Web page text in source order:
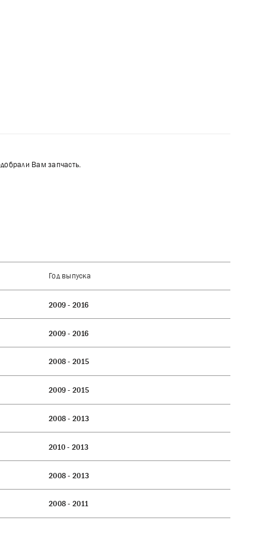
Вам запчасть.
Год выпуска
2009 - 2016
2009 - 2016
2008 - 2015
2009 - 2015
2008 - 2013
2010 - 2013
2008 - 2013
2008 - 2011